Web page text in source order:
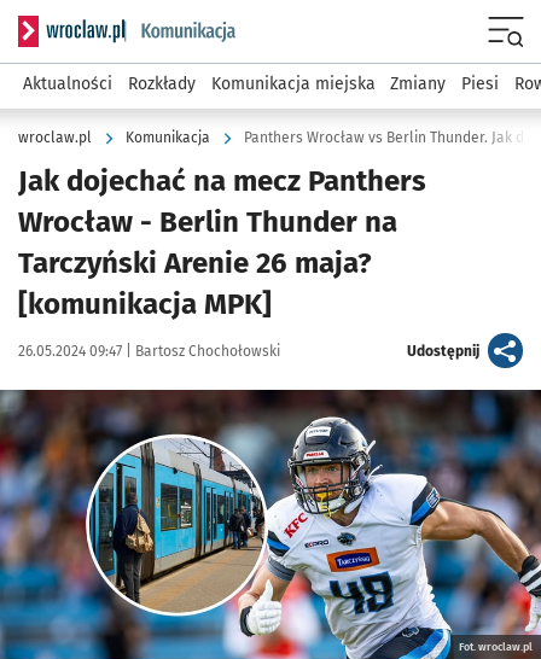
Serwis informacyjny wroclaw.pl podserwis: Komunikacja
Aktualności Rozkłady Komunikacja miejska Zmiany Piesi
wroclaw.pl Komunikacja Panthers Wrocław vs Berlin Thunder. Jak
Jak dojechać na mecz Panthers
Wrocław - Berlin Thunder na
Tarczyński Arenie 26 maja?
[komunikacja MPK]
Data publikacji:
26.05.2024 09:47 | Autor:
Bartosz Chochołowski Udostępnijartykuł
Kliknij, aby powiększyć
Fot. wroclaw.pl